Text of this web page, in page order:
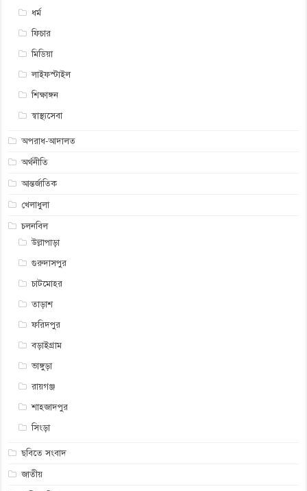
ধর্ম
ফিচার
মিডিয়া
লাইফস্টাইল
শিক্ষাঙ্গন
স্বাস্থ্যসেবা
অপরাধ-আদালত
অর্থনীতি
আন্তর্জাতিক
খেলাধুলা
চলনবিল
উল্লাপাড়া
গুরুদাসপুর
চাটমোহর
তাড়াশ
ফরিদপুর
বড়াইগ্রাম
ভাঙ্গুড়া
রায়গঞ্জ
শাহজাদপুর
সিংড়া
ছবিতে সংবাদ
জাতীয়